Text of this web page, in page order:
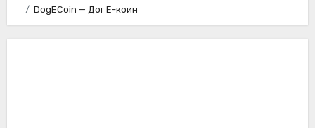
DogECoin — Дог Е-коин